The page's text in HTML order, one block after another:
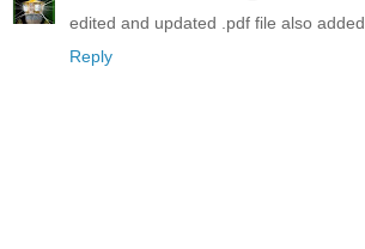
edited and updated .pdf file also added
Reply